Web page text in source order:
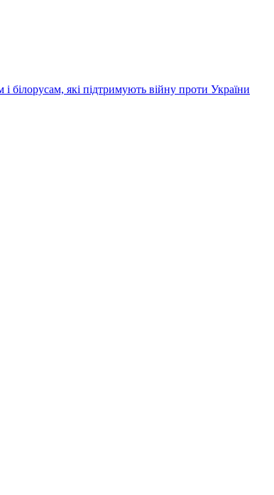
і білорусам, які підтримують війну проти України